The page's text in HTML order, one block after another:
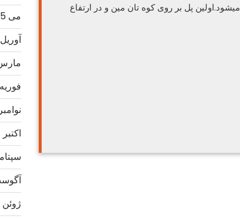
پل بر روی کوه تان مین و در ارتفاع
می 2025
آوریل 2025
مارس
فوریه 2025
نوامبر 2024
اکتبر 2024
سپتامبر
آگوست
ژوئن 2024